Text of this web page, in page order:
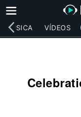
MÚSICA VÍDEOS